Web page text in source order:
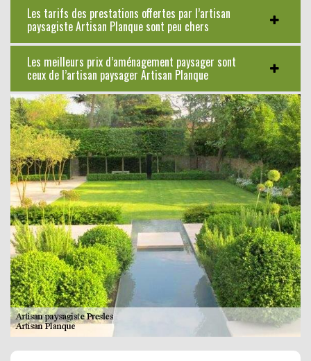
Les tarifs des prestations offertes par l’artisan
paysagiste Artisan Planque sont peu chers
Les meilleurs prix d’aménagement paysager sont
ceux de l’artisan paysager Artisan Planque